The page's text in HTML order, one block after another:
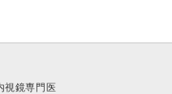
視鏡専門医